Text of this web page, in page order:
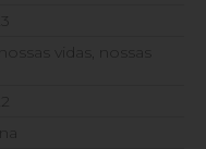
vidas, nossas